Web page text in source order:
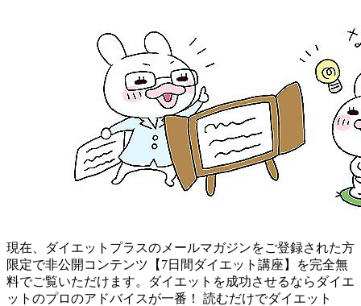
現在、ダイエットプラスのメールマガジンをご登録された方
限定で非公開コンテンツ【7日間ダイエット講座】を完全無
料でご覧いただけます。ダイエットを成功させるならダイエ
ットのプロのアドバイスが一番！ 読むだけでダイエット